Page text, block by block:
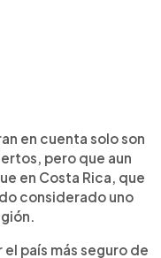
en cuenta solo son
pero que aun
en Costa Rica, que
considerado uno
el país más seguro de